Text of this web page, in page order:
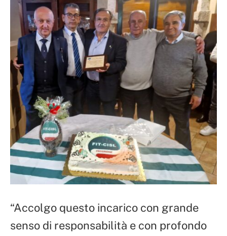
“Accolgo questo incarico con grande
senso di responsabilità e con profondo